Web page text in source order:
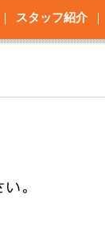
スタッフ紹介